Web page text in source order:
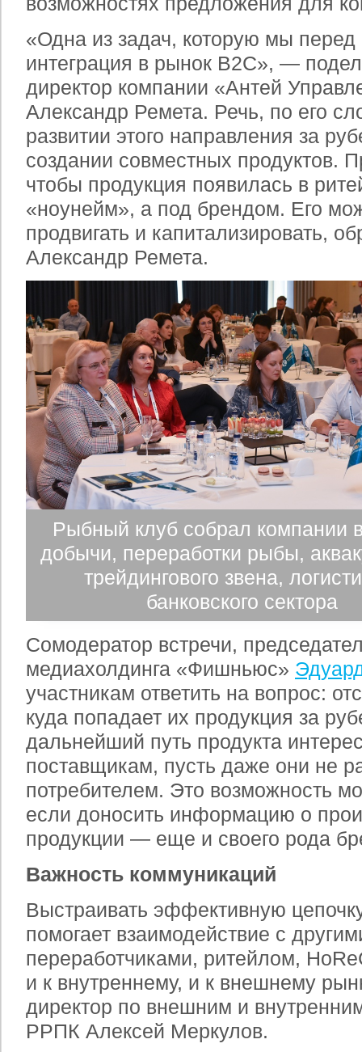
«Одна из задач, которую мы
интеграция в рынок B2C», —
директор компании «Антей
Александр Ремета. Речь, по его
развитии этого направления за
создании совместных продуктов.
чтобы продукция появилась в
«ноунейм», а под брендом. Его
продвигать и капитализировать,
Александр Ремета.
Рыбный клуб собрал компании
добычи, переработки рыбы,
трейдингового звена,
банковского сектора
Сомодератор встречи,
медиахолдинга «Фишньюс»
участникам ответить на вопрос:
куда попадает их продукция за
дальнейший путь продукта
поставщикам, пусть даже они не
потребителем. Это возможность
если доносить информацию о
продукции — еще и своего рода
Важность коммуникаций
Выстраивать эффективную
помогает взаимодействие с
переработчиками, ритейлом,
и к внутреннему, и к внешнему
директор по внешним и
РРПК Алексей Меркулов.